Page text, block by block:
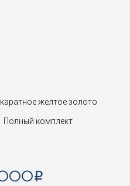
желтое золото
Полный комплект
i